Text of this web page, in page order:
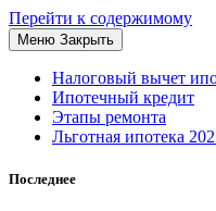
Перейти к содержимому
Меню Закрыть
Налоговый вычет
Ипотечный кредит
Этапы ремонта
Льготная ипотека
Последнее